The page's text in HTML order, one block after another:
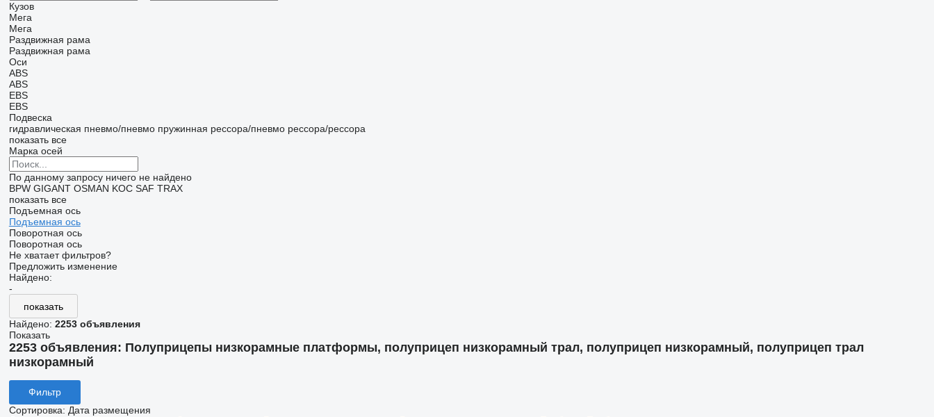
Кузов
Мега
Мега
Раздвижная рама
Раздвижная рама
Оси
ABS
ABS
EBS
EBS
Подвеска
гидравлическая пневмо/пневмо пружинная рессора/пневмо рессора/рессора
показать все
Марка осей
По данному запросу ничего не найдено
BPW GIGANT OSMAN KOC SAF TRAX
показать все
Подъемная ось
Подъемная ось
Поворотная ось
Поворотная ось
Не хватает фильтров?
Предложить изменение
Найдено:
-
показать
Найдено: 2253 объявления
Показать
2253 объявления: Полуприцепы низкорамные платформы, полуприцеп низкорамный трал, полуприцеп низкорамный, полуприцеп трал
низкорамный
Фильтр
Сортировка: Дата размещения